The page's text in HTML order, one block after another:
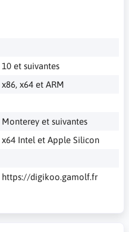
10 et suivantes
x86, x64 et ARM
Monterey et suivantes
x64 Intel et Apple Silicon
https://digikoo.gamolf.fr